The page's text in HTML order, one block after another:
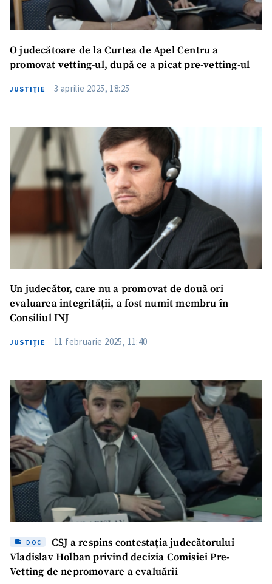
O judecătoare de la Curtea de Apel Centru a
promovat vetting-ul, după ce a picat pre-vetting-ul
JUSTIȚIE 3 aprilie 2025, 18:25
Un judecător, care nu a promovat de două ori
evaluarea integrității, a fost numit membru în
Consiliul INJ
JUSTIȚIE 11 februarie 2025, 11:40
DOC
CSJ a respins contestația judecătorului
Vladislav Holban privind decizia Comisiei Pre-
Vetting de nepromovare a evaluării